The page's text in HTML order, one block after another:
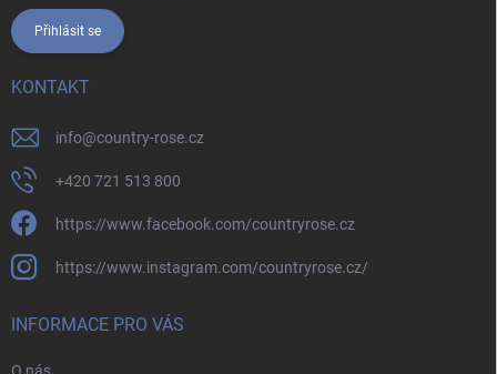
Přihlásit se
KONTAKT
info@country-rose.cz
+420 721 513 800
https://www.facebook.com/countryrose.cz
https://www.instagram.com/countryrose.cz/
INFORMACE PRO VÁS
O nás